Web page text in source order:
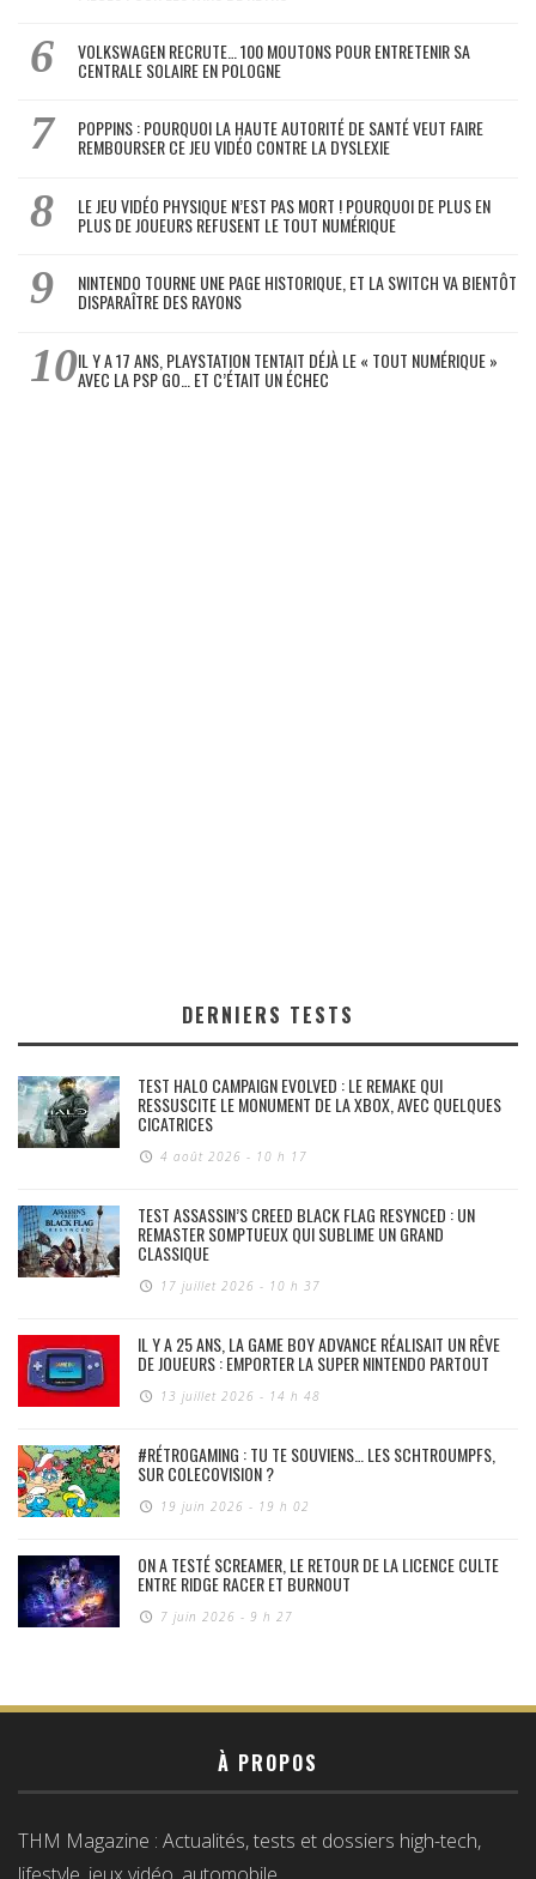
VOLKSWAGEN RECRUTE… 100 MOUTONS POUR ENTRETENIR SA
CENTRALE SOLAIRE EN POLOGNE
POPPINS : POURQUOI LA HAUTE AUTORITÉ DE SANTÉ VEUT FAIRE
REMBOURSER CE JEU VIDÉO CONTRE LA DYSLEXIE
LE JEU VIDÉO PHYSIQUE N’EST PAS MORT ! POURQUOI DE PLUS EN
PLUS DE JOUEURS REFUSENT LE TOUT NUMÉRIQUE
NINTENDO TOURNE UNE PAGE HISTORIQUE, ET LA SWITCH VA BIENTÔT
DISPARAÎTRE DES RAYONS
IL Y A 17 ANS, PLAYSTATION TENTAIT DÉJÀ LE « TOUT NUMÉRIQUE »
AVEC LA PSP GO… ET C’ÉTAIT UN ÉCHEC
DERNIERS TESTS
TEST HALO CAMPAIGN EVOLVED : LE REMAKE QUI
RESSUSCITE LE MONUMENT DE LA XBOX, AVEC QUELQUES
CICATRICES
4 août 2026 - 10 h 17
TEST ASSASSIN’S CREED BLACK FLAG RESYNCED : UN
REMASTER SOMPTUEUX QUI SUBLIME UN GRAND
CLASSIQUE
17 juillet 2026 - 10 h 37
IL Y A 25 ANS, LA GAME BOY ADVANCE RÉALISAIT UN RÊVE
DE JOUEURS : EMPORTER LA SUPER NINTENDO PARTOUT
13 juillet 2026 - 14 h 48
#RÉTROGAMING : TU TE SOUVIENS… LES SCHTROUMPFS,
SUR COLECOVISION ?
19 juin 2026 - 19 h 02
ON A TESTÉ SCREAMER, LE RETOUR DE LA LICENCE CULTE
ENTRE RIDGE RACER ET BURNOUT
7 juin 2026 - 9 h 27
À PROPOS
THM Magazine : Actualités, tests et dossiers high-tech,